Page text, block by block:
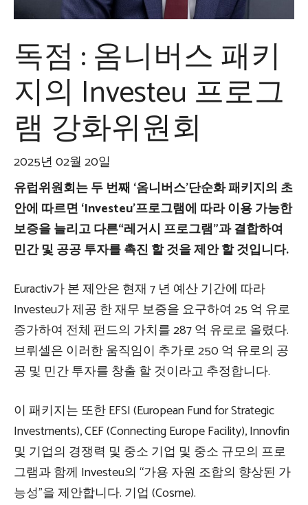
독점 : 옴니버스 패키
지의 Investeu 프로그
램 강화위원회
2025년 02월 20일
유럽위원회는 두 번째 ‘옴니버스’단순화 패키지의 초
안에 따르면 ‘Investeu’프로그램에 따라 이용 가능한
보증을 늘리고 다른“레거시 프로그램”과 결합하여
민간 및 공공 투자를 촉진 할 것을 제안 할 것입니다.
Euractiv가 본 제안은 현재 7 년 예산 기간에 따라
Investeu가 제공 한 재무 보증을 요구하여 25 억 유로
증가하여 전체 펀드의 가치를 287 억 유로로 올렸다.
브뤼셀은 이러한 움직임이 추가로 250 억 유로의 공
공 및 민간 투자를 창출 할 것이라고 추정합니다.
이 패키지는 또한 EFSI (European Fund for Strategic
Investments), CEF (Connecting Europe Facility), Innovfin
및 기업의 경쟁력 및 중소 기업 및 중소 규모의 프로
그램과 함께 Investeu의 “가용 자원 조합의 향상된 가
능성”을 제안합니다. 기업 (Cosme).